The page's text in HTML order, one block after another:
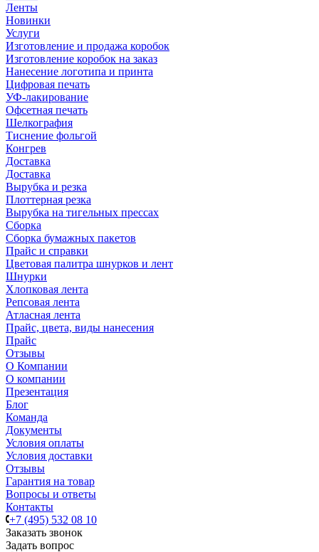
Ленты
Новинки
Услуги
Изготовление и продажа коробок
Изготовление коробок на заказ
Нанесение логотипа и принта
Цифровая печать
УФ-лакирование
Офсетная печать
Шелкография
Тиснение фольгой
Конгрев
Доставка
Доставка
Вырубка и резка
Плоттерная резка
Вырубка на тигельных прессах
Сборка
Сборка бумажных пакетов
Прайс и справки
Цветовая палитра шнурков и лент
Шнурки
Хлопковая лента
Репсовая лента
Атласная лента
Прайс, цвета, виды нанесения
Прайс
Отзывы
О Компании
О компании
Презентация
Блог
Команда
Документы
Условия оплаты
Условия доставки
Отзывы
Гарантия на товар
Вопросы и ответы
Контакты
+7 (495) 532 08 10
Заказать звонок
Задать вопрос